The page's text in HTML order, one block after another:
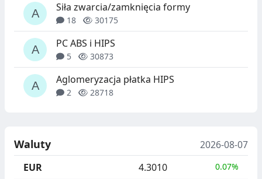
Siła zwarcia/zamknięcia formy
18 30175
PC ABS i HIPS
5 30873
Aglomeryzacja płatka HIPS
2 28718
Waluty
2026-08-07
EUR
4.3010 0.07%